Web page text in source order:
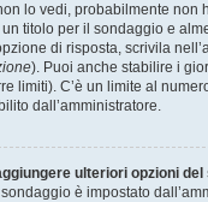
lo vedi, probabilmente non
titolo per il sondaggio e
di risposta, scrivila
). Puoi anche stabilire i
limiti). C’è un limite al
dall’amministratore.
ulteriori opzioni del
è impostato